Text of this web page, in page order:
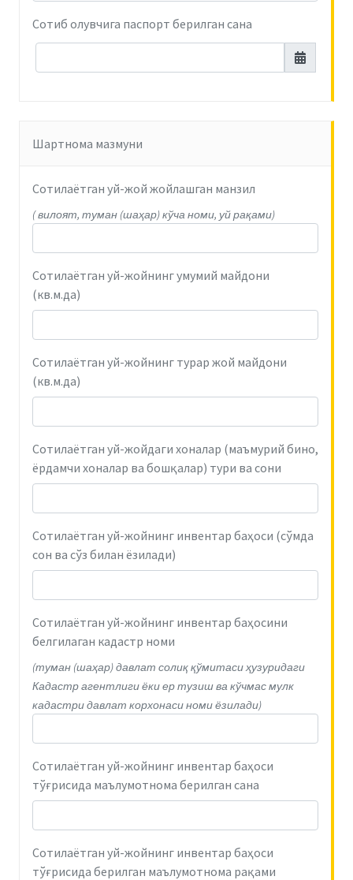
Сотиб олувчига паспорт берилган сана
Шартнома мазмуни
Сотилаётган уй-жой жойлашган манзил
( вилоят, туман (шаҳар) кўча номи, уй рақами)
Сотилаётган уй-жойнинг умумий майдони
(кв.м.да)
Сотилаётган уй-жойнинг турар жой майдони
(кв.м.да)
Сотилаётган уй-жойдаги хоналар (маъмурий бино,
ёрдамчи хоналар ва бошқалар) тури ва сони
Сотилаётган уй-жойнинг инвентар баҳоси (сўмда
сон ва сўз билан ёзилади)
Сотилаётган уй-жойнинг инвентар баҳосини
белгилаган кадастр номи
(туман (шаҳар) давлат солиқ қўмитаси ҳузуридаги
Кадастр агентлиги ёки ер тузиш ва кўчмас мулк
кадастри давлат корхонаси номи ёзилади)
Сотилаётган уй-жойнинг инвентар баҳоси
тўғрисида маълумотнома берилган сана
Сотилаётган уй-жойнинг инвентар баҳоси
тўғрисида берилган маълумотнома рақами